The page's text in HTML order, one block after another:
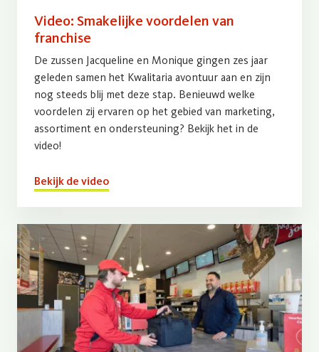
Video: Smakelijke voordelen van
franchise
De zussen Jacqueline en Monique gingen zes jaar
geleden samen het Kwalitaria avontuur aan en zijn
nog steeds blij met deze stap. Benieuwd welke
voordelen zij ervaren op het gebied van marketing,
assortiment en ondersteuning? Bekijk het in de
video!
Bekijk de video